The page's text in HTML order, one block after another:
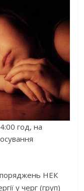
год, на
НЕК
у черг (груп)